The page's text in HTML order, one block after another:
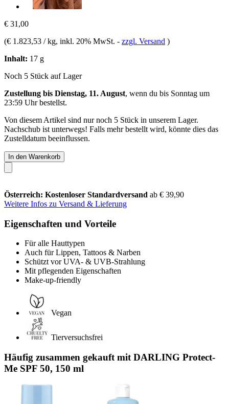
€ 31,00
(€ 1.823,53 / kg, inkl. 20% MwSt. - zzgl. Versand )
Inhalt: 17 g
Noch 5 Stück auf Lager
Zustellung bis Dienstag, 11. August, wenn du bis Sonntag um
23:59 Uhrbestellst.
Von diesem Artikel sind nur noch 5 Stück in unserem Lager.
Nachschub ist unterwegs! Falls mehr bestellt wird, könnte dies das
Zustelldatum beeinflussen.
In den Warenkorb
Österreich: Kostenloser Standardversand ab € 39,90
Weitere Infos zu Versand & Lieferung
Eigenschaften und Vorteile
Für alle Hauttypen
Auch für Lippen, Tattoos & Narben
Schützt vor UVA- & UVB-Strahlung
Mit pflegenden Eigenschaften
Make-up-friendly
Vegan
Tierversuchsfrei
Häufig zusammen gekauft mit DARLING Protect-
Me SPF 50, 150 ml